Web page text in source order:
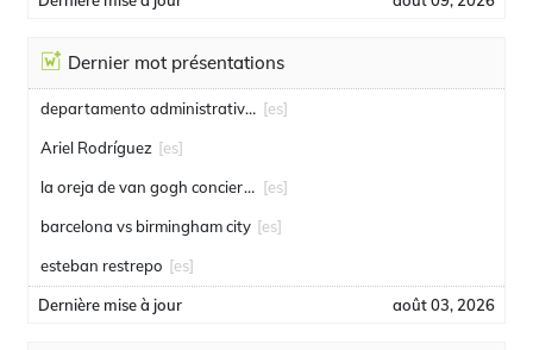
Dernier mot présentations
departamento administrativo de seguridad [es]
Ariel Rodríguez [es]
la oreja de van gogh conciertos [es]
barcelona vs birmingham city [es]
esteban restrepo [es]
Dernière mise à jour août 03, 2026